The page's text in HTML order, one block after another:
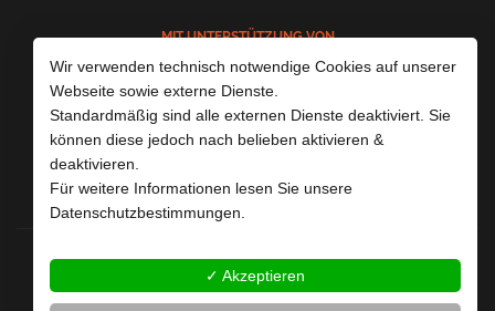
MIT UNTERSTÜTZUNG VON
Impressum & AGB
Datenschutzerklärung
Wir verwenden technisch notwendige Cookies auf unserer
Webseite sowie externe Dienste.
Standardmäßig sind alle externen Dienste deaktiviert. Sie
können diese jedoch nach belieben aktivieren &
deaktivieren.
Für weitere Informationen lesen Sie unsere
Datenschutzbestimmungen.
✓ Akzeptieren